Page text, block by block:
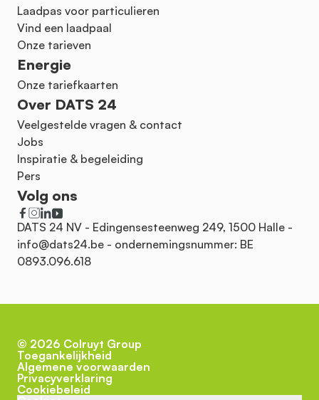
Laadpas voor particulieren
Vind een laadpaal
Onze tarieven
Energie
Onze tariefkaarten
Over DATS 24
Veelgestelde vragen & contact
Jobs
Inspiratie & begeleiding
Pers
Volg ons
DATS 24 NV - Edingensesteenweg 249, 1500 Halle -
info@dats24.be - ondernemingsnummer: BE
0893.096.618
© 2026 Colruyt Group
Toegankelijkheid
Algemene voorwaarden
Privacyverklaring
Cookiebeleid